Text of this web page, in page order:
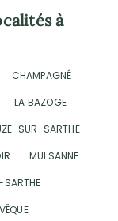
à
CHAMPAGNÉ
LA BAZOGE
SUR-SARTHE
MULSANNE